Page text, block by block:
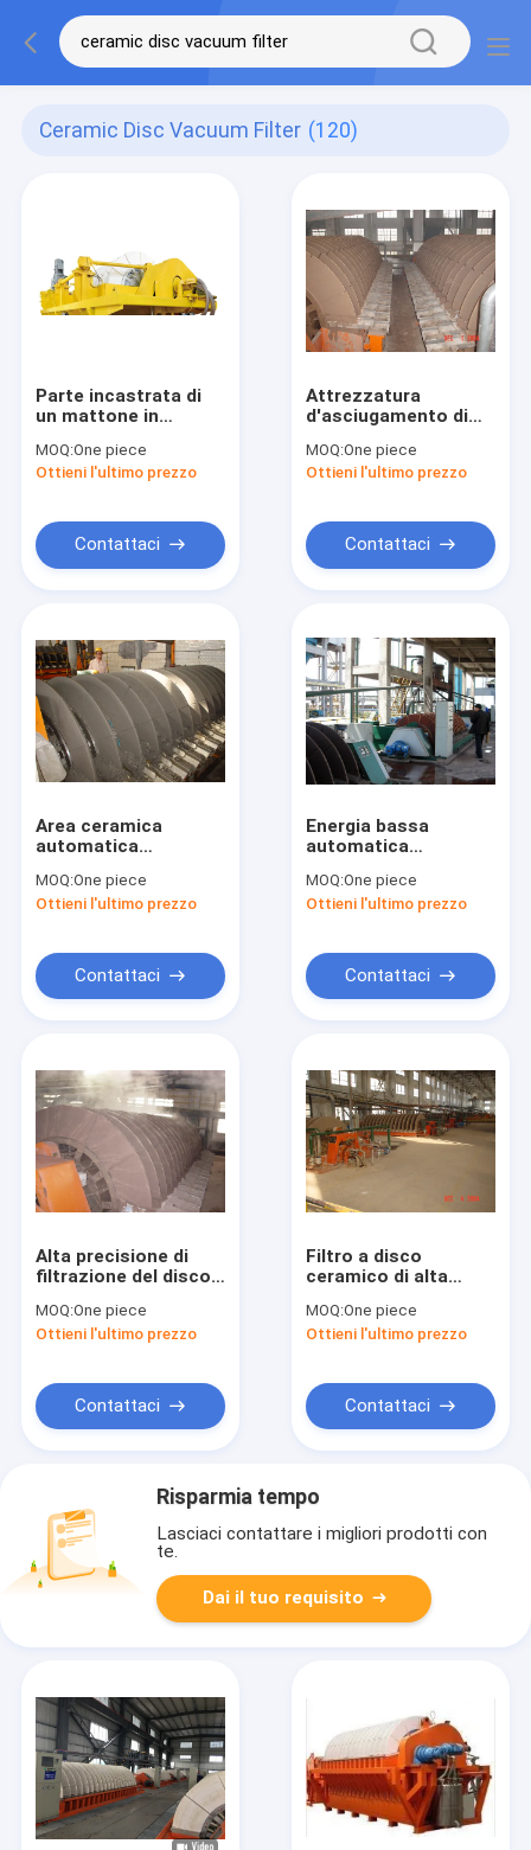
Ceramic Disc Vacuum Filter (120)
Parte incastrata di
un mattone in
filtro a depressione
del disco di alta
asciuga chiaramente
filtrato
MOQ:One piece
Ottieni l'ultimo prezzo
Contattaci
Attrezzatura
d'asciugamento di
45㎡, controllo di
programma ceramico
disco
MOQ:One piece
Ottieni l'ultimo prezzo
Contattaci
Area ceramica
automatica
filtrazione del filtrato
della radura del
m2
MOQ:One piece
Ottieni l'ultimo prezzo
Contattaci
Energia bassa
automatica
depressione del
disco del HTG per
MOQ:One piece
Ottieni l'ultimo prezzo
Contattaci
Alta precisione di
filtrazione del disco
ceramico di vuoto
per disidratazione
MOQ:One piece
Ottieni l'ultimo prezzo
Contattaci
Filtro a disco
ceramico di alta
filtrazione,
operazione facile
MOQ:One piece
Ottieni l'ultimo prezzo
Contattaci
Risparmia tempo
Lasciaci contattare i migliori prodotti con
te.
Dai il tuo requisito